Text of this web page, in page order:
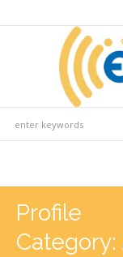
Profile
Category: